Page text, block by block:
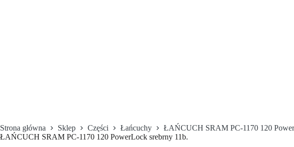
Strona główna Sklep Części Łańcuchy
ŁAŃCUCH SRAM PC-1170 120
ŁAŃCUCH SRAM PC-1170 120 PowerLock srebrny 11b.